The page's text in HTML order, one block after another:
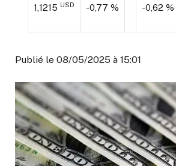
1,1215 USD -0,77 % -0,62 %
Publié le 08/05/2025 à 15:01